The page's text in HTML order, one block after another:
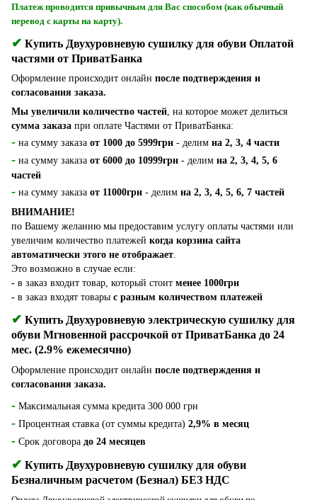
Платеж проводится привычным для Вас способом (как обычный
перевод с карты на карту).
✔ Купить Двухуровневую сушилку для обуви Оплатой
частями от ПриватБанка
Оформление происходит онлайн после подтверждения и
согласования заказа.
Мы увеличили количество частей, на которое может делиться
сумма заказа при оплате Частями от ПриватБанка:
- на сумму заказа от 1000 до 5999грн - делим на 2, 3, 4 части
- на сумму заказа от 6000 до 10999грн - делим на 2, 3, 4, 5, 6
частей
- на сумму заказа от 11000грн - делим на 2, 3, 4, 5, 6, 7 частей
ВНИМАНИЕ!
по Вашему желанию мы предоставим услугу оплаты частями или
увеличим количество платежей когда корзина сайта
автоматически этого не отображает.
Это возможно в случае если:
- в заказ входит товар, который стоит менее 1000грн
- в заказ входят товары с разным количеством платежей
✔ Купить Двухуровневую электрическую сушилку для
обуви Мгновенной рассрочкой от ПриватБанка до 24
мес. (2.9% ежемесячно)
Оформление происходит онлайн после подтверждения и
согласования заказа.
- Максимальная сумма кредита 300 000 грн
- Процентная ставка (от суммы кредита) 2,9% в месяц
- Срок договора до 24 месяцев
✔ Купить Двухуровневую сушилку для обуви
Безналичным расчетом (Безнал) БЕЗ НДС